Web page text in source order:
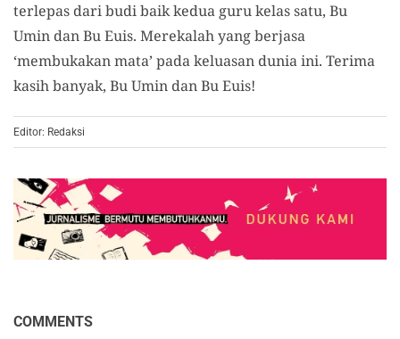
terlepas dari budi baik kedua guru kelas satu, Bu
Umin dan Bu Euis. Merekalah yang berjasa
‘membukakan mata’ pada keluasan dunia ini. Terima
kasih banyak, Bu Umin dan Bu Euis!
Editor: Redaksi
COMMENTS